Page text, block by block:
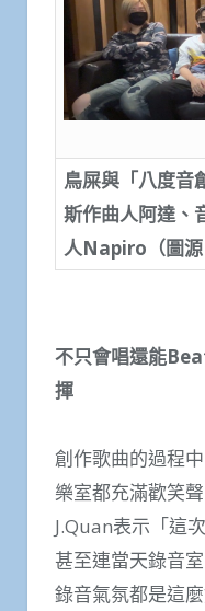
鳥屎與「八度音
斯作曲人阿達、
人Napiro （圖
不只會唱還能
揮
創作歌曲的過程
樂室都充滿歡笑
J.Quan表示「這
甚至連當天錄音
錄音氣氛都是這